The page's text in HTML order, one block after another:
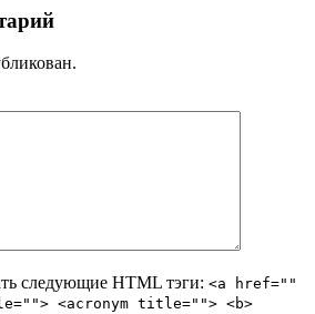
следующие HTML тэги: <a href=""
<acronym title=""> <b>